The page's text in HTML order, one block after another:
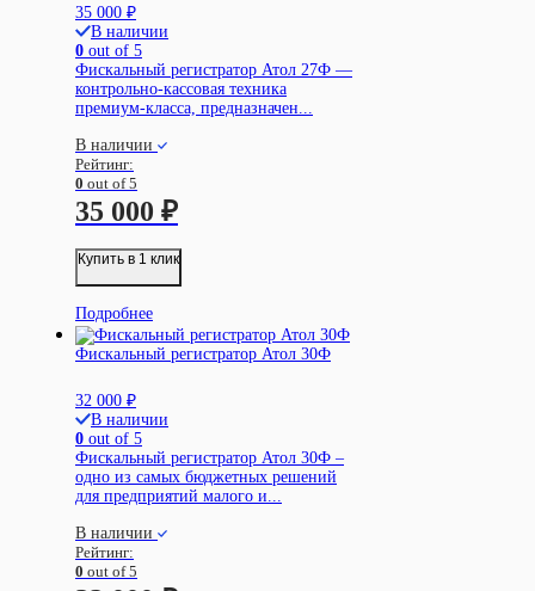
35 000 ₽
В наличии
0 out of 5
Фискальный регистратор Атол 27Ф —
контрольно-кассовая техника
премиум-класса, предназначен...
В наличии
Рейтинг:
0 out of 5
35 000 ₽
Купить в 1 клик
Подробнее
Фискальный регистратор Атол 30Ф
32 000 ₽
В наличии
0 out of 5
Фискальный регистратор Атол 30Ф –
одно из самых бюджетных решений
для предприятий малого и...
В наличии
Рейтинг:
0 out of 5